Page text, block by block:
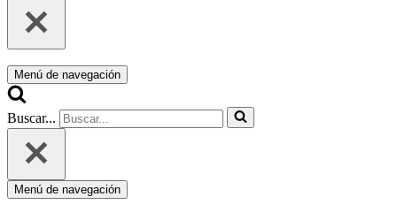
Menú de navegación
Buscar...
Menú de navegación